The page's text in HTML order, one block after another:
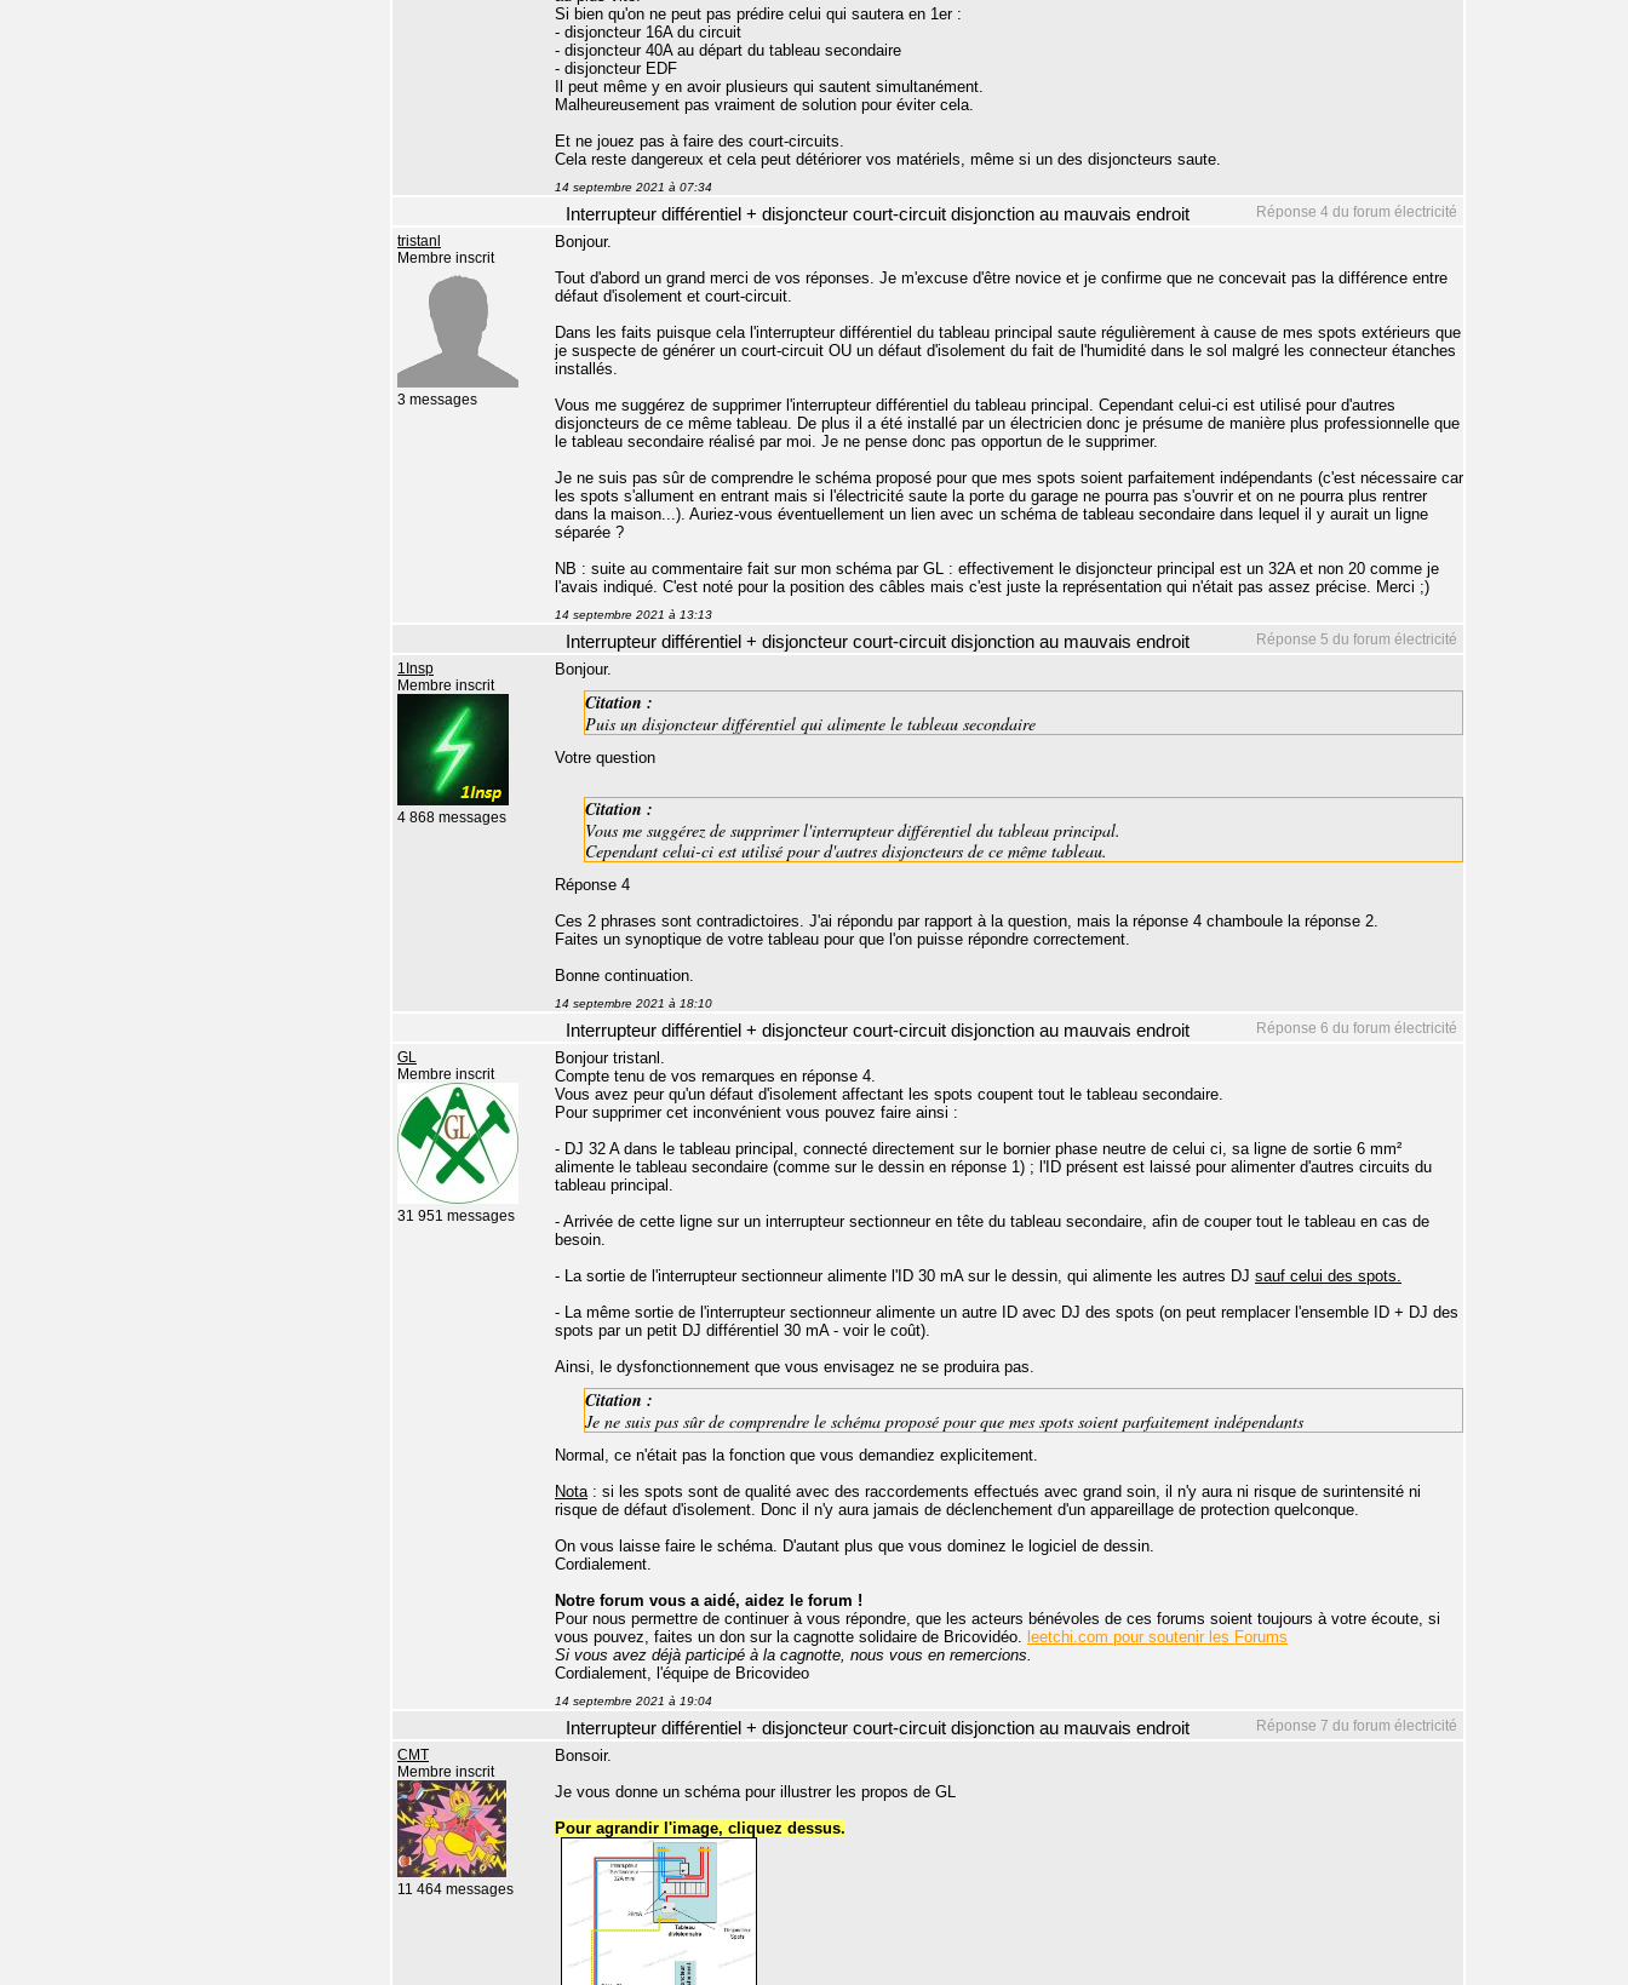
Si bien qu'on ne peut pas prédire celui qui sautera en 1er :
- disjoncteur 16A du circuit
- disjoncteur 40A au départ du tableau secondaire
- disjoncteur EDF
Il peut même y en avoir plusieurs qui sautent simultanément.
Malheureusement pas vraiment de solution pour éviter cela.
Et ne jouez pas à faire des court-circuits.
Cela reste dangereux et cela peut détériorer vos matériels, même si un des disjoncteurs saute.
14 septembre 2021 à 07:34
Réponse 4 du forum électricité
Interrupteur différentiel + disjoncteur court-circuit disjonction au mauvais endroit
tristanl
Membre inscrit
3 messages
Bonjour.
Tout d'abord un grand merci de vos réponses. Je m'excuse d'être novice et je confirme que ne concevait pas la différence entre
défaut d'isolement et court-circuit.
Dans les faits puisque cela l'interrupteur différentiel du tableau principal saute régulièrement à cause de mes spots extérieurs que
je suspecte de générer un court-circuit OU un défaut d'isolement du fait de l'humidité dans le sol malgré les connecteur étanches
installés.
Vous me suggérez de supprimer l'interrupteur différentiel du tableau principal. Cependant celui-ci est utilisé pour d'autres
disjoncteurs de ce même tableau. De plus il a été installé par un électricien donc je présume de manière plus professionnelle que
le tableau secondaire réalisé par moi. Je ne pense donc pas opportun de le supprimer.
Je ne suis pas sûr de comprendre le schéma proposé pour que mes spots soient parfaitement indépendants (c'est nécessaire car
les spots s'allument en entrant mais si l'électricité saute la porte du garage ne pourra pas s'ouvrir et on ne pourra plus rentrer
dans la maison...). Auriez-vous éventuellement un lien avec un schéma de tableau secondaire dans lequel il y aurait un ligne
séparée ?
NB : suite au commentaire fait sur mon schéma par GL : effectivement le disjoncteur principal est un 32A et non 20 comme je
l'avais indiqué. C'est noté pour la position des câbles mais c'est juste la représentation qui n'était pas assez précise. Merci ;)
14 septembre 2021 à 13:13
Réponse 5 du forum électricité
Interrupteur différentiel + disjoncteur court-circuit disjonction au mauvais endroit
1Insp
Membre inscrit
4 868 messages
Bonjour.
Citation :
Puis un disjoncteur différentiel qui alimente le tableau secondaire
Votre question
Citation :
Vous me suggérez de supprimer l'interrupteur différentiel du tableau principal.
Cependant celui-ci est utilisé pour d'autres disjoncteurs de ce même tableau.
Réponse 4
Ces 2 phrases sont contradictoires. J'ai répondu par rapport à la question, mais la réponse 4 chamboule la réponse 2.
Faites un synoptique de votre tableau pour que l'on puisse répondre correctement.
Bonne continuation.
14 septembre 2021 à 18:10
Réponse 6 du forum électricité
Interrupteur différentiel + disjoncteur court-circuit disjonction au mauvais endroit
GL
Membre inscrit
31 951 messages
Bonjour tristanl.
Compte tenu de vos remarques en réponse 4.
Vous avez peur qu'un défaut d'isolement affectant les spots coupent tout le tableau secondaire.
Pour supprimer cet inconvénient vous pouvez faire ainsi :
- DJ 32 A dans le tableau principal, connecté directement sur le bornier phase neutre de celui ci, sa ligne de sortie 6 mm²
alimente le tableau secondaire (comme sur le dessin en réponse 1) ; l'ID présent est laissé pour alimenter d'autres circuits du
tableau principal.
- Arrivée de cette ligne sur un interrupteur sectionneur en tête du tableau secondaire, afin de couper tout le tableau en cas de
besoin.
- La sortie de l'interrupteur sectionneur alimente l'ID 30 mA sur le dessin, qui alimente les autres DJ sauf celui des spots.
- La même sortie de l'interrupteur sectionneur alimente un autre ID avec DJ des spots (on peut remplacer l'ensemble ID + DJ des
spots par un petit DJ différentiel 30 mA - voir le coût).
Ainsi, le dysfonctionnement que vous envisagez ne se produira pas.
Citation :
Je ne suis pas sûr de comprendre le schéma proposé pour que mes spots soient parfaitement indépendants
Normal, ce n'était pas la fonction que vous demandiez explicitement.
Nota : si les spots sont de qualité avec des raccordements effectués avec grand soin, il n'y aura ni risque de surintensité ni
risque de défaut d'isolement. Donc il n'y aura jamais de déclenchement d'un appareillage de protection quelconque.
On vous laisse faire le schéma. D'autant plus que vous dominez le logiciel de dessin.
Cordialement.
Notre forum vous a aidé, aidez le forum !
Pour nous permettre de continuer à vous répondre, que les acteurs bénévoles de ces forums soient toujours à votre écoute, si
vous pouvez, faites un don sur la cagnotte solidaire de Bricovidéo.
leetchi.com pour soutenir les Forums
Si vous avez déjà participé à la cagnotte, nous vous en remercions.
Cordialement, l'équipe de Bricovideo
14 septembre 2021 à 19:04
Réponse 7 du forum électricité
Interrupteur différentiel + disjoncteur court-circuit disjonction au mauvais endroit
CMT
Membre inscrit
11 464 messages
Bonsoir.
Je vous donne un schéma pour illustrer les propos de GL
Pour agrandir l'image, cliquez dessus.